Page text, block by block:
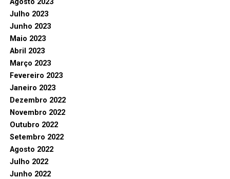
Agosto 2023
Julho 2023
Junho 2023
Maio 2023
Abril 2023
Março 2023
Fevereiro 2023
Janeiro 2023
Dezembro 2022
Novembro 2022
Outubro 2022
Setembro 2022
Agosto 2022
Julho 2022
Junho 2022